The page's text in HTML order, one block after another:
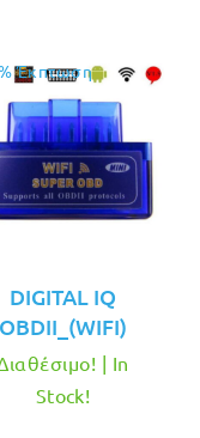
Έκπτωση
DIGITAL IQ
OBDII_(WIFI)
| In
Stock!